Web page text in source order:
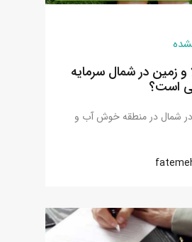
و زمین در شمال سرمایه
است؟
شمال در منطقه خوش آب و